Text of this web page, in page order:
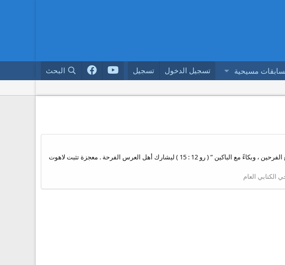
مسيحية تسجيل الدخول تسجيل البحث
عرس قانا الجليل دعي المسيح مع أمه العذراء مريم لحضور العرس لحضور الفرح وحضر المسيح مع أمه ليعلمنا “فرحاً مع الفرحين ، وبكاءً مع الباكين ” ( رو 12 : 15 ) ليشارك أهل العرس الفرحة . معجزة تثبت لاهوت
الكتابي العام